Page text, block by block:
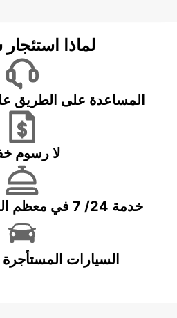
لماذا
المساعدة على الطريق على
لا رسوم
خدمة 24/ 7 في معظم المطارات الرئيسية
السيارات